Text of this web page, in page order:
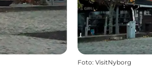
Foto: VisitNyborg